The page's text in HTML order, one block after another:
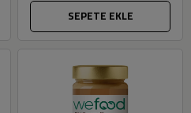
SEPETE EKLE